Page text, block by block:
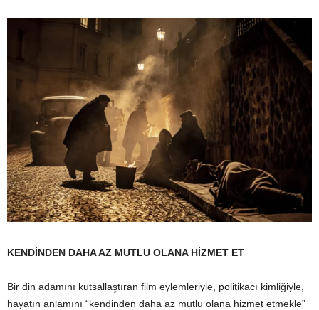
KENDİNDEN DAHA AZ MUTLU OLANA HİZMET ET
Bir din adamını kutsallaştıran film eylemleriyle, politikacı kimliğiyle,
hayatın anlamını “kendinden daha az mutlu olana hizmet etmekle”